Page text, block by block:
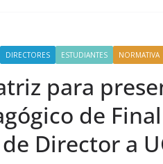
DIRECTORES ESTUDIANTES NORMATIVA
para
de
Director a